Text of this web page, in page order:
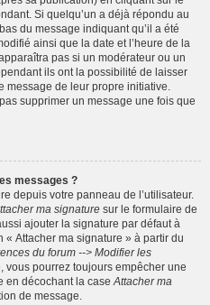
Si quelqu’un a déjà répondu au
du message indiquant qu’il a été
ainsi que la date et l’heure de la
pas si un modérateur ou un
ils ont la possibilité de laisser
message de leur propre initiative.
supprimer un message une fois que
messages ?
depuis votre panneau de l’utilisateur.
ma signature sur le formulaire de
ajouter la signature par défaut à
« Attacher ma signature » à partir du
du forum --> Modifier les
vous pourrez toujours empêcher une
en décochant la case Attacher ma
de message.